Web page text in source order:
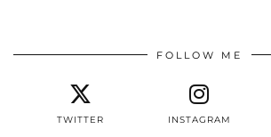
FOLLOW ME
TWITTER INSTAGRAM